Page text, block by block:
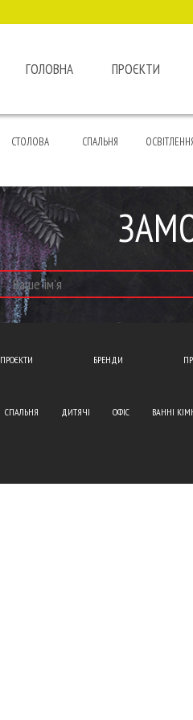
ГОЛОВНА ПРОЄКТИ
СТОЛОВА СПАЛЬНЯ
ПРОЄКТИ БРЕНДИ
СПАЛЬНЯ ДИТЯЧІ ОФІС ВАННІ